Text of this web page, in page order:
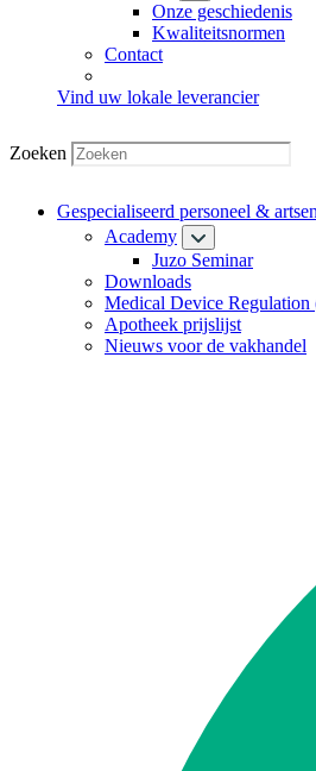
Onze geschiedenis
Kwaliteitsnormen
Contact
Vind uw lokale leverancier
Zoeken
Gespecialiseerd personeel & artsen
Academy
Juzo Seminar
Downloads
Medical Device
Apotheek prijslijst
Nieuws voor de vakhandel